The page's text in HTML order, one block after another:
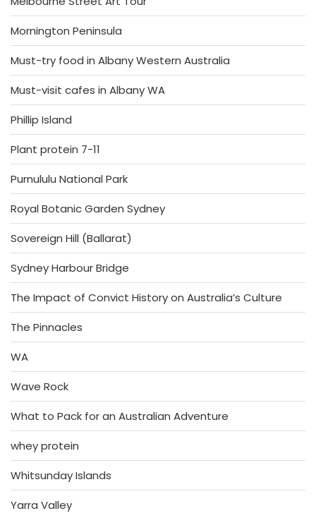
Mornington Peninsula
Must-try food in Albany Western Australia
Must-visit cafes in Albany WA
Phillip Island
Plant protein 7-11
Purnululu National Park
Royal Botanic Garden Sydney
Sovereign Hill (Ballarat)
Sydney Harbour Bridge
The Impact of Convict History on Australia’s Culture
The Pinnacles
WA
Wave Rock
What to Pack for an Australian Adventure
whey protein
Whitsunday Islands
Yarra Valley